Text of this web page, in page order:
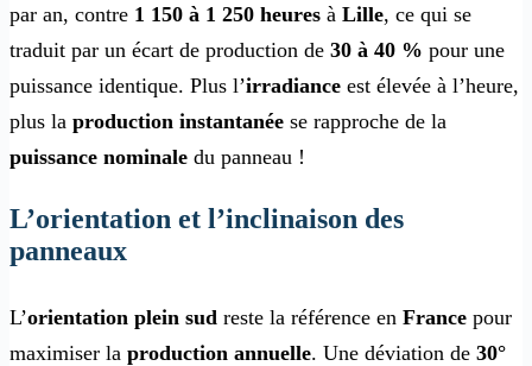
par an, contre 1 150 à 1 250 heures à Lille, ce qui se
traduit par un écart de production de 30 à 40 % pour une
puissance identique. Plus l’irradiance est élevée à l’heure,
plus la production instantanée se rapproche de la
puissance nominale du panneau !
L’orientation et l’inclinaison des
panneaux
L’orientation plein sud reste la référence en France pour
maximiser la production annuelle. Une déviation de 30°